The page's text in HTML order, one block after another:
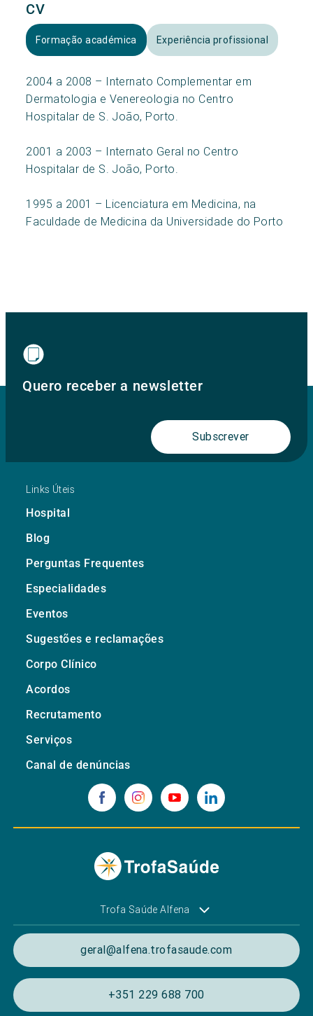
CV
Formação académica Experiência profissional
2004 a 2008 – Internato Complementar em
Dermatologia e Venereologia no Centro
Hospitalar de S. João, Porto.
2001 a 2003 – Internato Geral no Centro
Hospitalar de S. João, Porto.
1995 a 2001 – Licenciatura em Medicina, na
Faculdade de Medicina da Universidade do Porto
Quero receber a newsletter
Subscrever
Links Úteis
Hospital
Blog
Perguntas Frequentes
Especialidades
Eventos
Sugestões e reclamações
Corpo Clínico
Acordos
Recrutamento
Serviços
Canal de denúncias
Trofa Saúde Alfena
geral@alfena.trofasaude.com
+351 229 688 700